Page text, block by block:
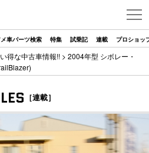
車パーツ検索 特集 試乗記 連載 プロショッ
得な中古車情報!! > 2004年型 シボレー・
［連載］